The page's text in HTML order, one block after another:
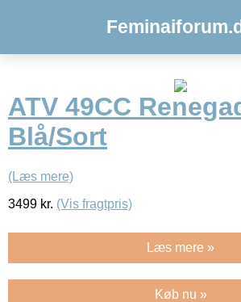
ATV 49CC
Blå/Sort
(Læs mere)
3499 kr. (Vis fragtpris)
Læs mere »
Køb nu »